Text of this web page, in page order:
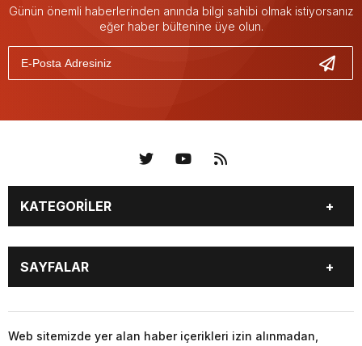
Günün önemli haberlerinden anında bilgi sahibi olmak istiyorsanız
eğer haber bültenine üye olun.
KATEGORİLER
KÜNYE BİZE ULAŞIN
SAYFALAR
Web sitemizde yer alan haber içerikleri izin alınmadan,